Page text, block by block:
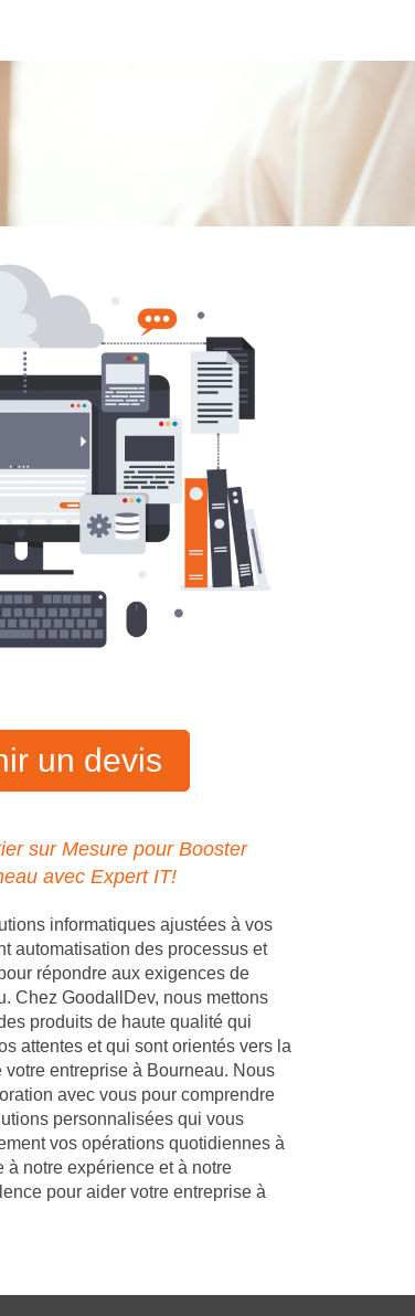
un devis
sur Mesure pour Booster
avec Expert IT!
informatiques ajustées à vos
automatisation des processus et
répondre aux exigences de
Chez GoodallDev, nous mettons
produits de haute qualité qui
attentes et qui sont orientés vers la
entreprise à Bourneau. Nous
avec vous pour comprendre
personnalisées qui vous
vos opérations quotidiennes à
à notre expérience et à notre
pour aider votre entreprise à